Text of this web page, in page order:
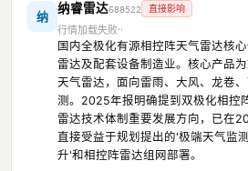
纳
纳睿雷达688522 直接影响
行情加载失败
国内全极化有源相控阵天气雷达核
雷达及配套设备制造业。核心产品
天气雷达，面向雷雨、大风、龙卷
测。2025年报明确提到双极化相控
雷达技术体制重要发展方向，已在
直接受益于规划提出的'极端天气监
升'和相控阵雷达组网部署。